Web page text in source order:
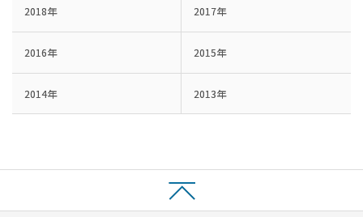
2018年 2017年
2016年 2015年
2014年 2013年